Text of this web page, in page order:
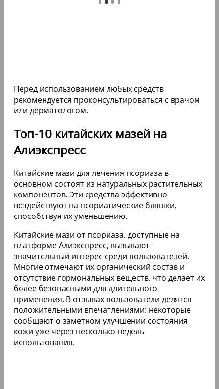
Перед использованием любых средств
рекомендуется проконсультироваться с врачом
или дерматологом.
Топ-10 китайских мазей на
Алиэкспресс
Китайские мази для лечения псориаза в
основном состоят из натуральных растительных
компонентов. Эти средства эффективно
воздействуют на псориатические бляшки,
способствуя их уменьшению.
Китайские мази от псориаза, доступные на
платформе Алиэкспресс, вызывают
значительный интерес среди пользователей.
Многие отмечают их органический состав и
отсутствие гормональных веществ, что делает их
более безопасными для длительного
применения. В отзывах пользователи делятся
положительными впечатлениями: некоторые
сообщают о заметном улучшении состояния
кожи уже через несколько недель
использования.